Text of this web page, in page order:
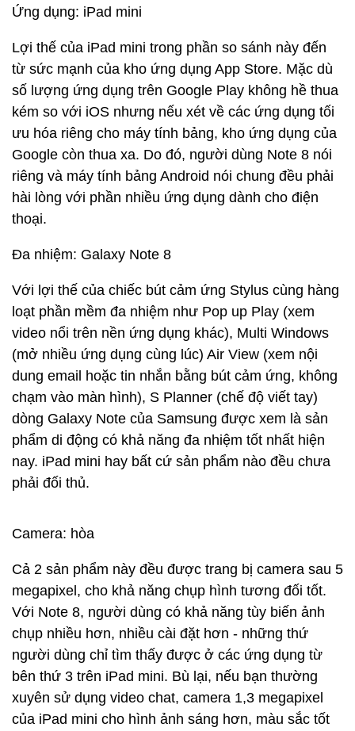
Ứng dụng: iPad mini
Lợi thế của iPad mini trong phần so sánh này đến
từ sức mạnh của kho ứng dụng App Store. Mặc dù
số lượng ứng dụng trên Google Play không hề thua
kém so với iOS nhưng nếu xét về các ứng dụng tối
ưu hóa riêng cho máy tính bảng, kho ứng dụng của
Google còn thua xa. Do đó, người dùng Note 8 nói
riêng và máy tính bảng Android nói chung đều phải
hài lòng với phần nhiều ứng dụng dành cho điện
thoại.
Đa nhiệm: Galaxy Note 8
Với lợi thế của chiếc bút cảm ứng Stylus cùng hàng
loạt phần mềm đa nhiệm như Pop up Play (xem
video nổi trên nền ứng dụng khác), Multi Windows
(mở nhiều ứng dụng cùng lúc) Air View (xem nội
dung email hoặc tin nhắn bằng bút cảm ứng, không
chạm vào màn hình), S Planner (chế độ viết tay)
dòng Galaxy Note của Samsung được xem là sản
phẩm di động có khả năng đa nhiệm tốt nhất hiện
nay. iPad mini hay bất cứ sản phẩm nào đều chưa
phải đối thủ.
Camera: hòa
Cả 2 sản phẩm này đều được trang bị camera sau 5
megapixel, cho khả năng chụp hình tương đối tốt.
Với Note 8, người dùng có khả năng tùy biến ảnh
chụp nhiều hơn, nhiều cài đặt hơn - những thứ
người dùng chỉ tìm thấy được ở các ứng dụng từ
bên thứ 3 trên iPad mini. Bù lại, nếu bạn thường
xuyên sử dụng video chat, camera 1,3 megapixel
của iPad mini cho hình ảnh sáng hơn, màu sắc tốt